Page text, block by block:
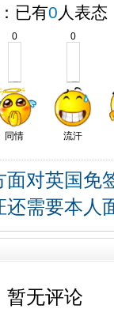
已有0 人表态
0
同情
0
流汗
对英国免
还需要本人
暂无评论